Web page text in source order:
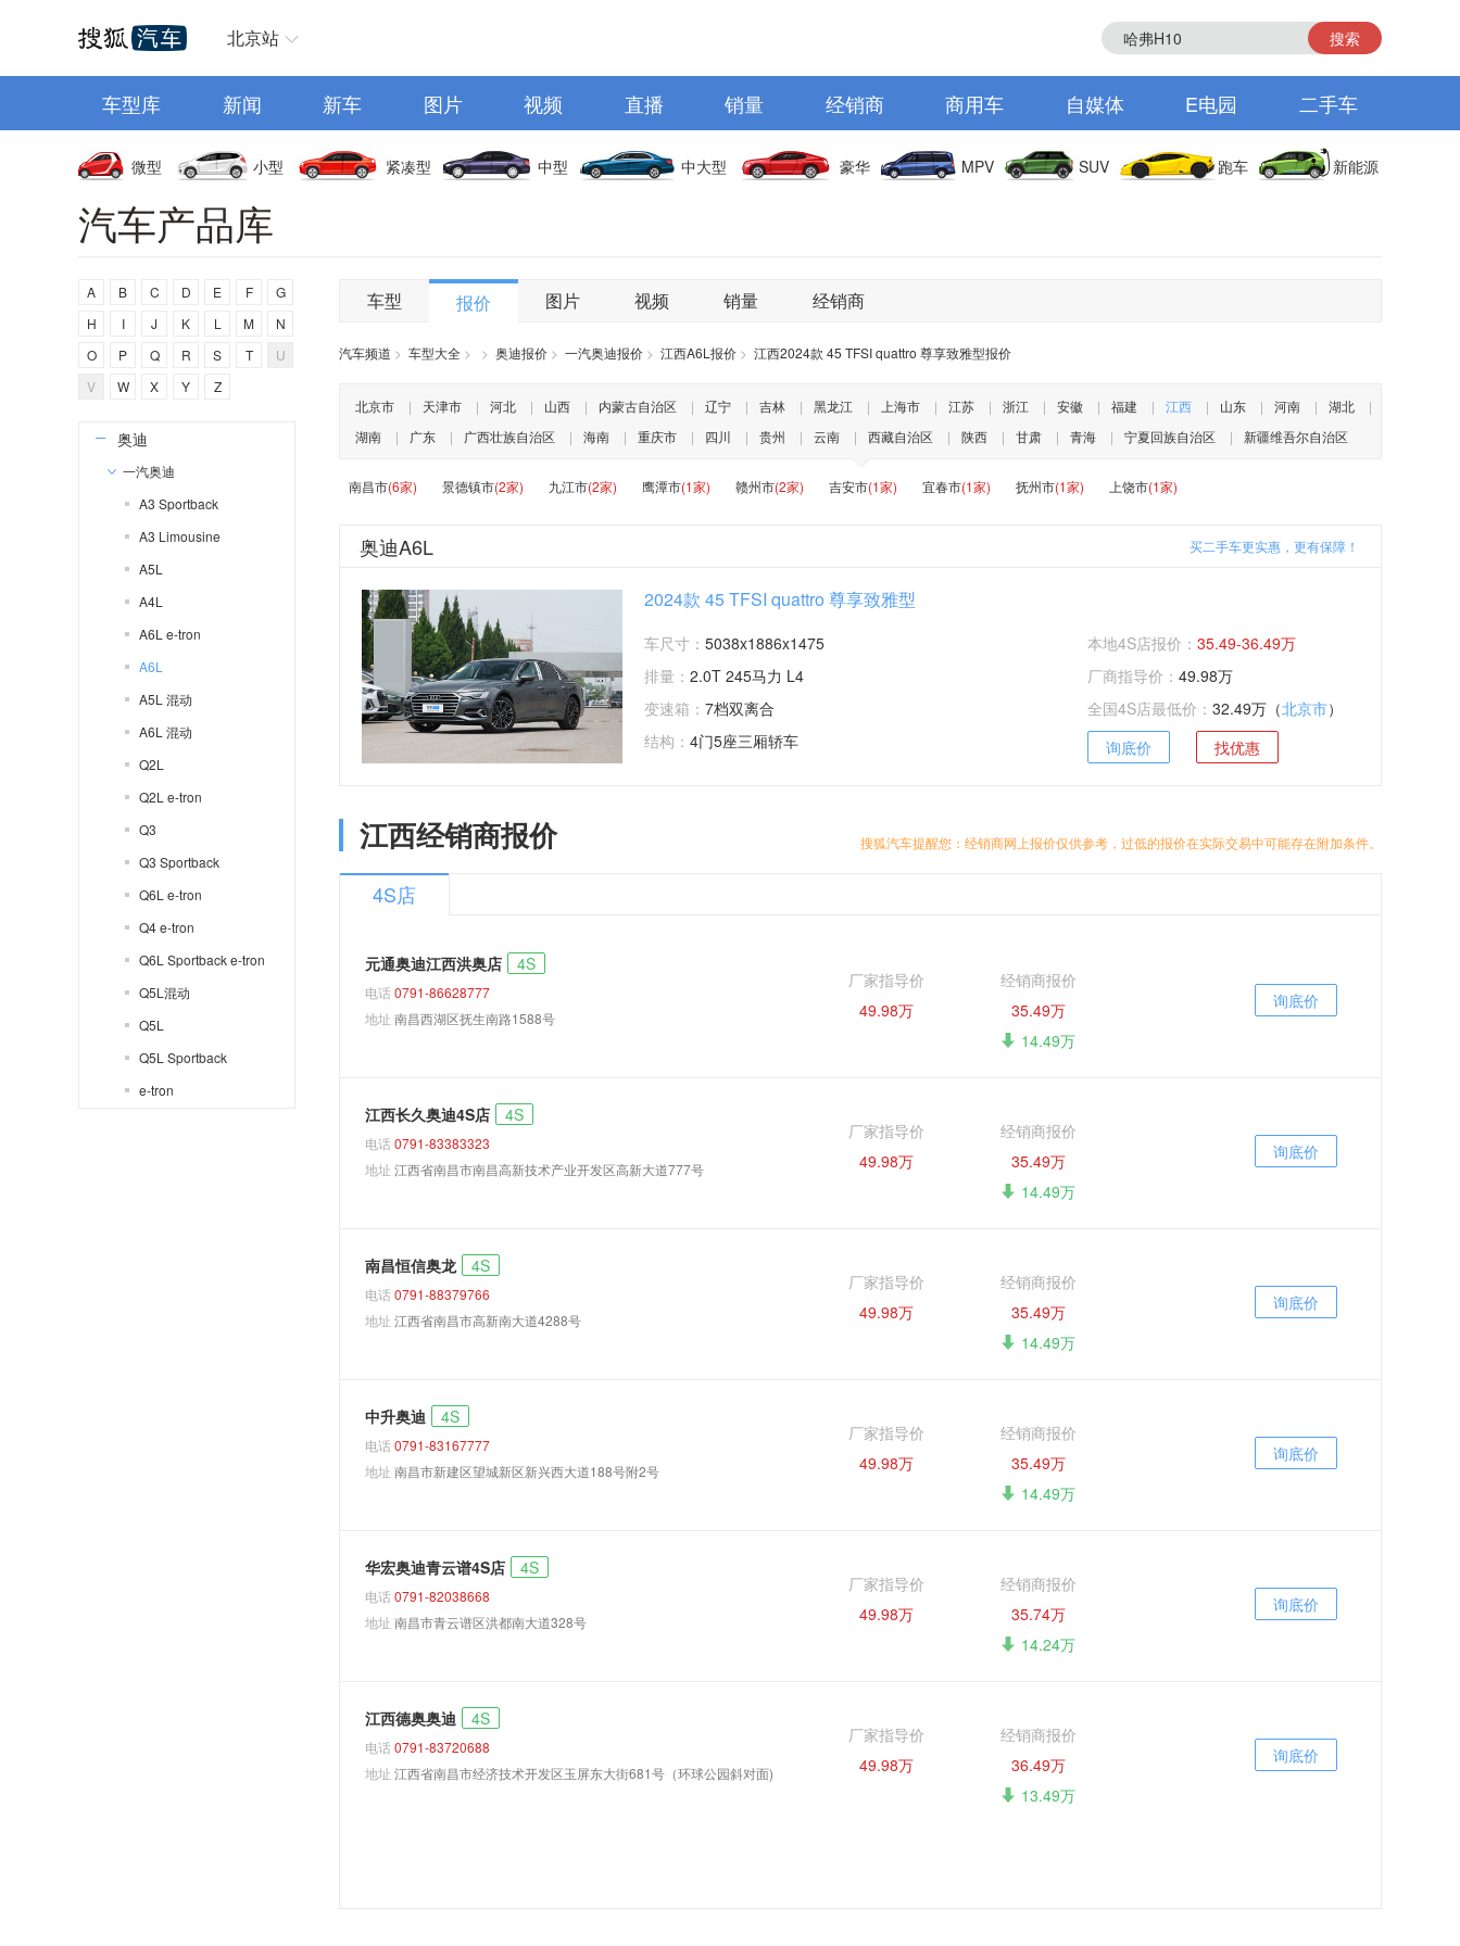
北京站 搜索
车型库 新闻 新车 图片 视频 直播 销量 经销商 商用车 自媒体 E电园 二手车
微型 小型 紧凑型 中型 中大型 豪华 MPV SUV 跑车 新能源
汽车产品库
A B C D E F
G
H
I J K L M
N
O
P Q R S T
U
V
W X Y Z
奥迪
一汽奥迪
A3 Sportback
A3 Limousine
A5L
A4L
A6L e-tron
A6L
A5L 混动
A6L 混动
Q2L
Q2L e-tron
Q3
Q3 Sportback
Q6L e-tron
Q4 e-tron
Q6L Sportback e-tron
Q5L混动
Q5L
Q5L Sportback
e-tron
车型 报价 图片 视频 销量 经销商
汽车频道 > 车型大全 > > 奥迪报价 > 一汽奥迪报价 > 江西A6L报价 > 江西2024款 45 TFSI quattro 尊享致雅型报价
北京市 | 天津市 | 河北 | 山西 | 内蒙古自治区 | 辽宁 | 吉林 | 黑龙江 | 上海市 | 江苏 | 浙江 | 安徽 | 福建 | 江西 | 山东 | 河南 | 湖北
|
湖南
| 广东 | 广西壮族自治区 | 海南 | 重庆市 | 四川 | 贵州 | 云南 | 西藏自治区 | 陕西 | 甘肃 | 青海 | 宁夏回族自治区 | 新疆维吾尔自治区
南昌市(6家) 景德镇市(2家) 九江市(2家) 鹰潭市(1家) 赣州市(2家) 吉安市(1家) 宜春市(1家) 抚州市(1家) 上饶市(1家)
奥迪A6L 买二手车更实惠，更有保障！
2024款 45 TFSI quattro 尊享致雅型
车尺寸： 5038x1886x1475
排量： 2.0T 245马力 L4
变速箱： 7档双离合
结构： 4门5座三厢轿车
本地4S店报价： 35.49-36.49万
厂商指导价： 49.98万
全国4S店最低价： 32.49万（北京市）
询底价
找优惠
江西经销商报价 搜狐汽车提醒您：经销商网上报价仅供参考，过低的报价在实际交易中可能存在附加条件。
4S店
元通奥迪江西洪奥店 4S
电话0791-86628777
地址 南昌西湖区抚生南路1588号
厂家指导价
49.98万
经销商报价
35.49万
14.49万
询底价
江西长久奥迪4S店 4S
电话0791-83383323
地址 江西省南昌市南昌高新技术产业开发区高新大道777号
厂家指导价
49.98万
经销商报价
35.49万
14.49万
询底价
南昌恒信奥龙 4S
电话0791-88379766
地址 江西省南昌市高新南大道4288号
厂家指导价
49.98万
经销商报价
35.49万
14.49万
询底价
中升奥迪 4S
电话0791-83167777
地址 南昌市新建区望城新区新兴西大道188号附2号
厂家指导价
49.98万
经销商报价
35.49万
14.49万
询底价
华宏奥迪青云谱4S店 4S
电话0791-82038668
地址 南昌市青云谱区洪都南大道328号
厂家指导价
49.98万
经销商报价
35.74万
14.24万
询底价
江西德奥奥迪 4S
电话0791-83720688
地址 江西省南昌市经济技术开发区玉屏东大街681号（环球公园斜对面)
厂家指导价
49.98万
经销商报价
36.49万
13.49万
询底价